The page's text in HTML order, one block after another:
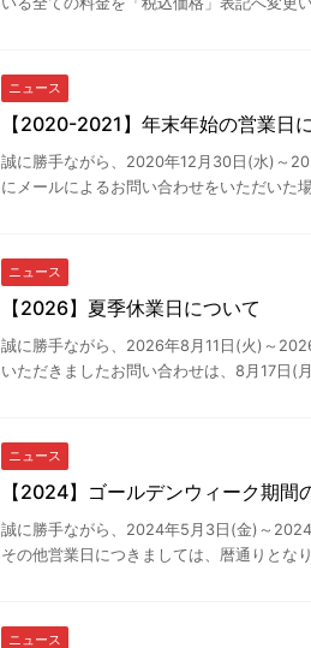
ニュース
【2020-2021】年末年始の営業日
誠に勝手ながら、2020年12月30日(水)～
にメールによるお問い合わせをいただいた
ニュース
【2026】夏季休業日について
誠に勝手ながら、2026年8月11日(火)～
いただきましたお問い合わせは、8月17日(
ニュース
【2024】ゴールデンウィーク期間
誠に勝手ながら、2024年5月3日(金)～
その他営業日につきましては、暦通りとな
ニュース